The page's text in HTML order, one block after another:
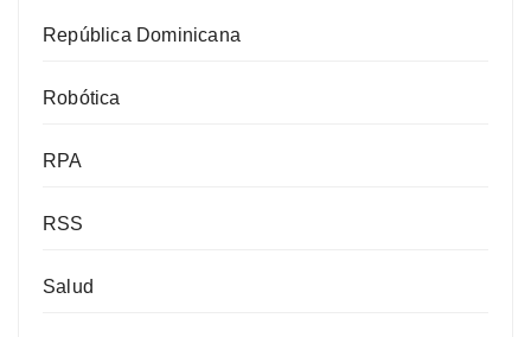
República Dominicana
Robótica
RPA
RSS
Salud